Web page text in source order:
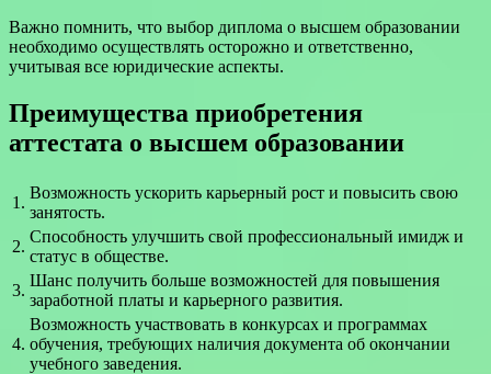
Важно помнить, что выбор диплома о высшем образовании
необходимо осуществлять осторожно и ответственно,
учитывая все юридические аспекты.
Преимущества приобретения
аттестата о высшем образовании
1.
Возможность ускорить карьерный рост и повысить свою
занятость.
2.
Способность улучшить свой профессиональный имидж и
статус в обществе.
3.
Шанс получить больше возможностей для повышения
заработной платы и карьерного развития.
4.
Возможность участвовать в конкурсах и программах
обучения, требующих наличия документа об окончании
учебного заведения.